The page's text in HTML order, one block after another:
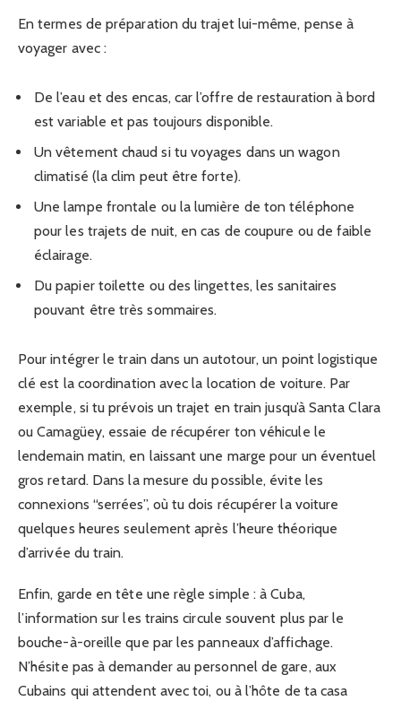
En termes de préparation du trajet lui-même, pense à
voyager avec :
De l’eau et des encas, car l’offre de restauration à bord
est variable et pas toujours disponible.
Un vêtement chaud si tu voyages dans un wagon
climatisé (la clim peut être forte).
Une lampe frontale ou la lumière de ton téléphone
pour les trajets de nuit, en cas de coupure ou de faible
éclairage.
Du papier toilette ou des lingettes, les sanitaires
pouvant être très sommaires.
Pour intégrer le train dans un autotour, un point logistique
clé est la coordination avec la location de voiture. Par
exemple, si tu prévois un trajet en train jusqu’à Santa Clara
ou Camagüey, essaie de récupérer ton véhicule le
lendemain matin, en laissant une marge pour un éventuel
gros retard. Dans la mesure du possible, évite les
connexions “serrées”, où tu dois récupérer la voiture
quelques heures seulement après l’heure théorique
d’arrivée du train.
Enfin, garde en tête une règle simple : à Cuba,
l’information sur les trains circule souvent plus par le
bouche-à-oreille que par les panneaux d’affichage.
N’hésite pas à demander au personnel de gare, aux
Cubains qui attendent avec toi, ou à l’hôte de ta casa